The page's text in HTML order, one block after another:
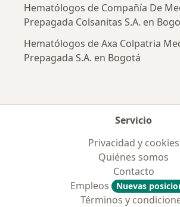
Hematólogos de Compañía De
Prepagada Colsanitas S.A. en
Hematólogos de Axa Colpatria
Prepagada S.A. en Bogotá
Servicio
Privacidad y cookies
Quiénes somos
Contacto
Empleos
Nuevas
Términos y